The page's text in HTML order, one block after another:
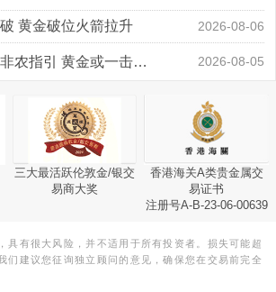
黄金破位火箭拉升 2026-08-06
领峰金评：静待小非农指引 黄金或一击破局 2026-08-05
三大最活跃伦敦金/银交
易商大奖
香港海关A类贵金属交
易证书
注册号A-B-23-06-00639
具有很大风险，并不适用于所有投资者。损失可能超
们建议您征询独立顾问的意见，确保您在交易前完全